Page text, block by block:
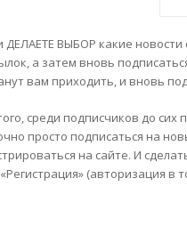
ДЕЛАЕТЕ ВЫБОР какие новости
а затем вновь
вам приходить, и вновь
среди подписчиков до сих
просто подписаться на
на сайте. И
(авторизация в